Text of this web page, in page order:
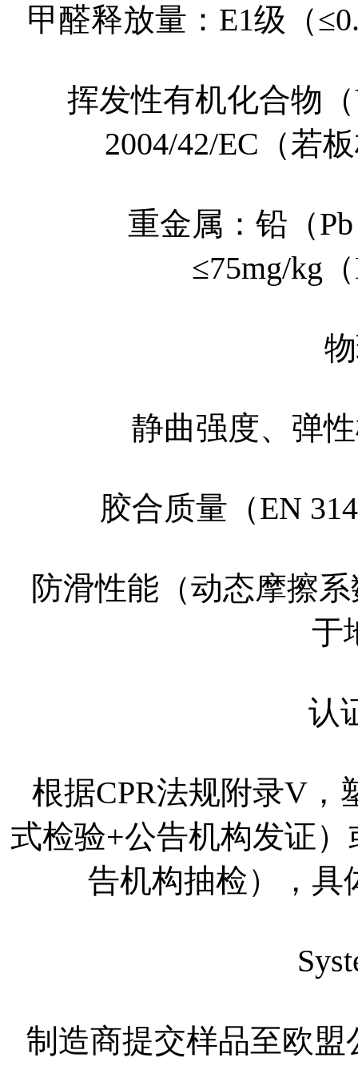
甲醛释放量：E1级（
挥发性有机化合物
2004/42/EC（若
重金属：铅（
≤75mg/kg
静曲强度、弹
胶合质量（EN
防滑性能（动态摩擦
于
认
根据CPR法规附录V，
式检验+公告机构发证）
告机构抽检），具
制造商提交样品至欧盟